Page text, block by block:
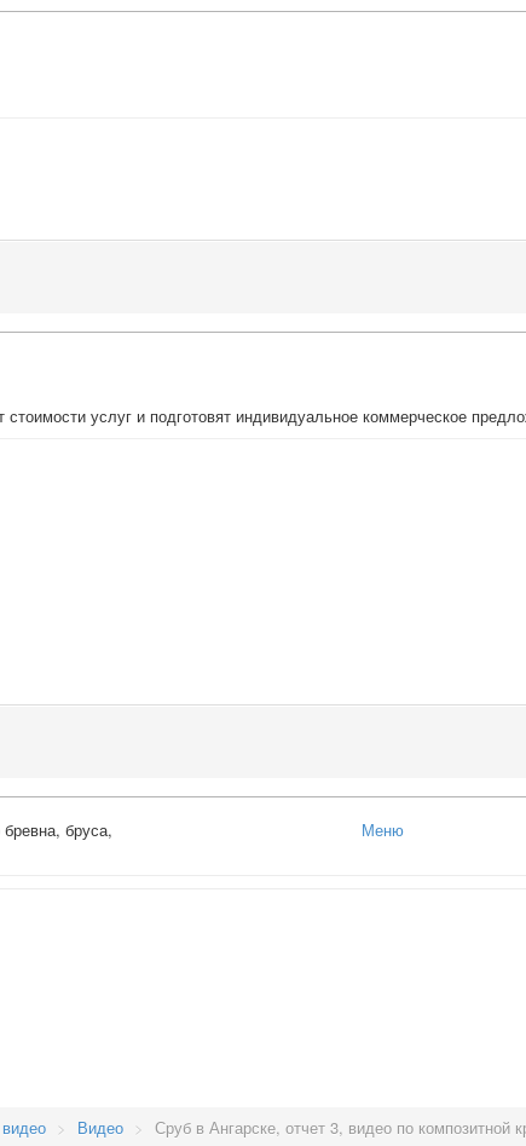
услуг и подготовят индивидуальное коммерческое
бруса,
Меню
Бани от 70 кв.м.
> Видео > Сруб в Ангарске, отчет 3, видео по композитной